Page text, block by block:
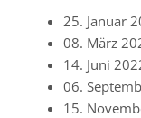
25. Januar
08. März
14. Juni
06.
15.